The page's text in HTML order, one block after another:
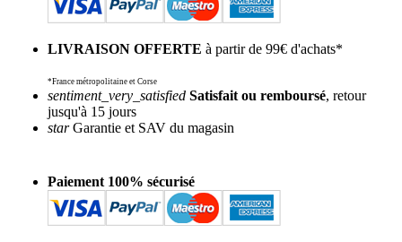
LIVRAISON OFFERTE à partir de 99€ d'achats*
*France métropolitaine et Corse
sentiment_very_satisfied Satisfait ou remboursé, retour
jusqu'à 15 jours
starGarantie et SAV du magasin
Paiement 100% sécurisé